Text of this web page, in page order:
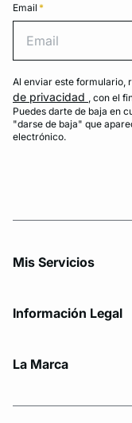
Email *
Al enviar este formulario,
de privacidad , con el
Puedes darte de baja en
"darse de baja" que
electrónico.
Mis Servicios
Información Legal
La Marca